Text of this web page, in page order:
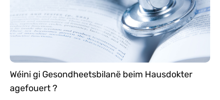
Wéini gi Gesondheetsbilanë beim Hausdokter
agefouert ?